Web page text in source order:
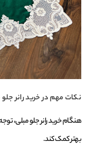
نکات مهم در خرید رانر
هنگام خرید رانر جلو مبلی،
بهتر کمک کند.